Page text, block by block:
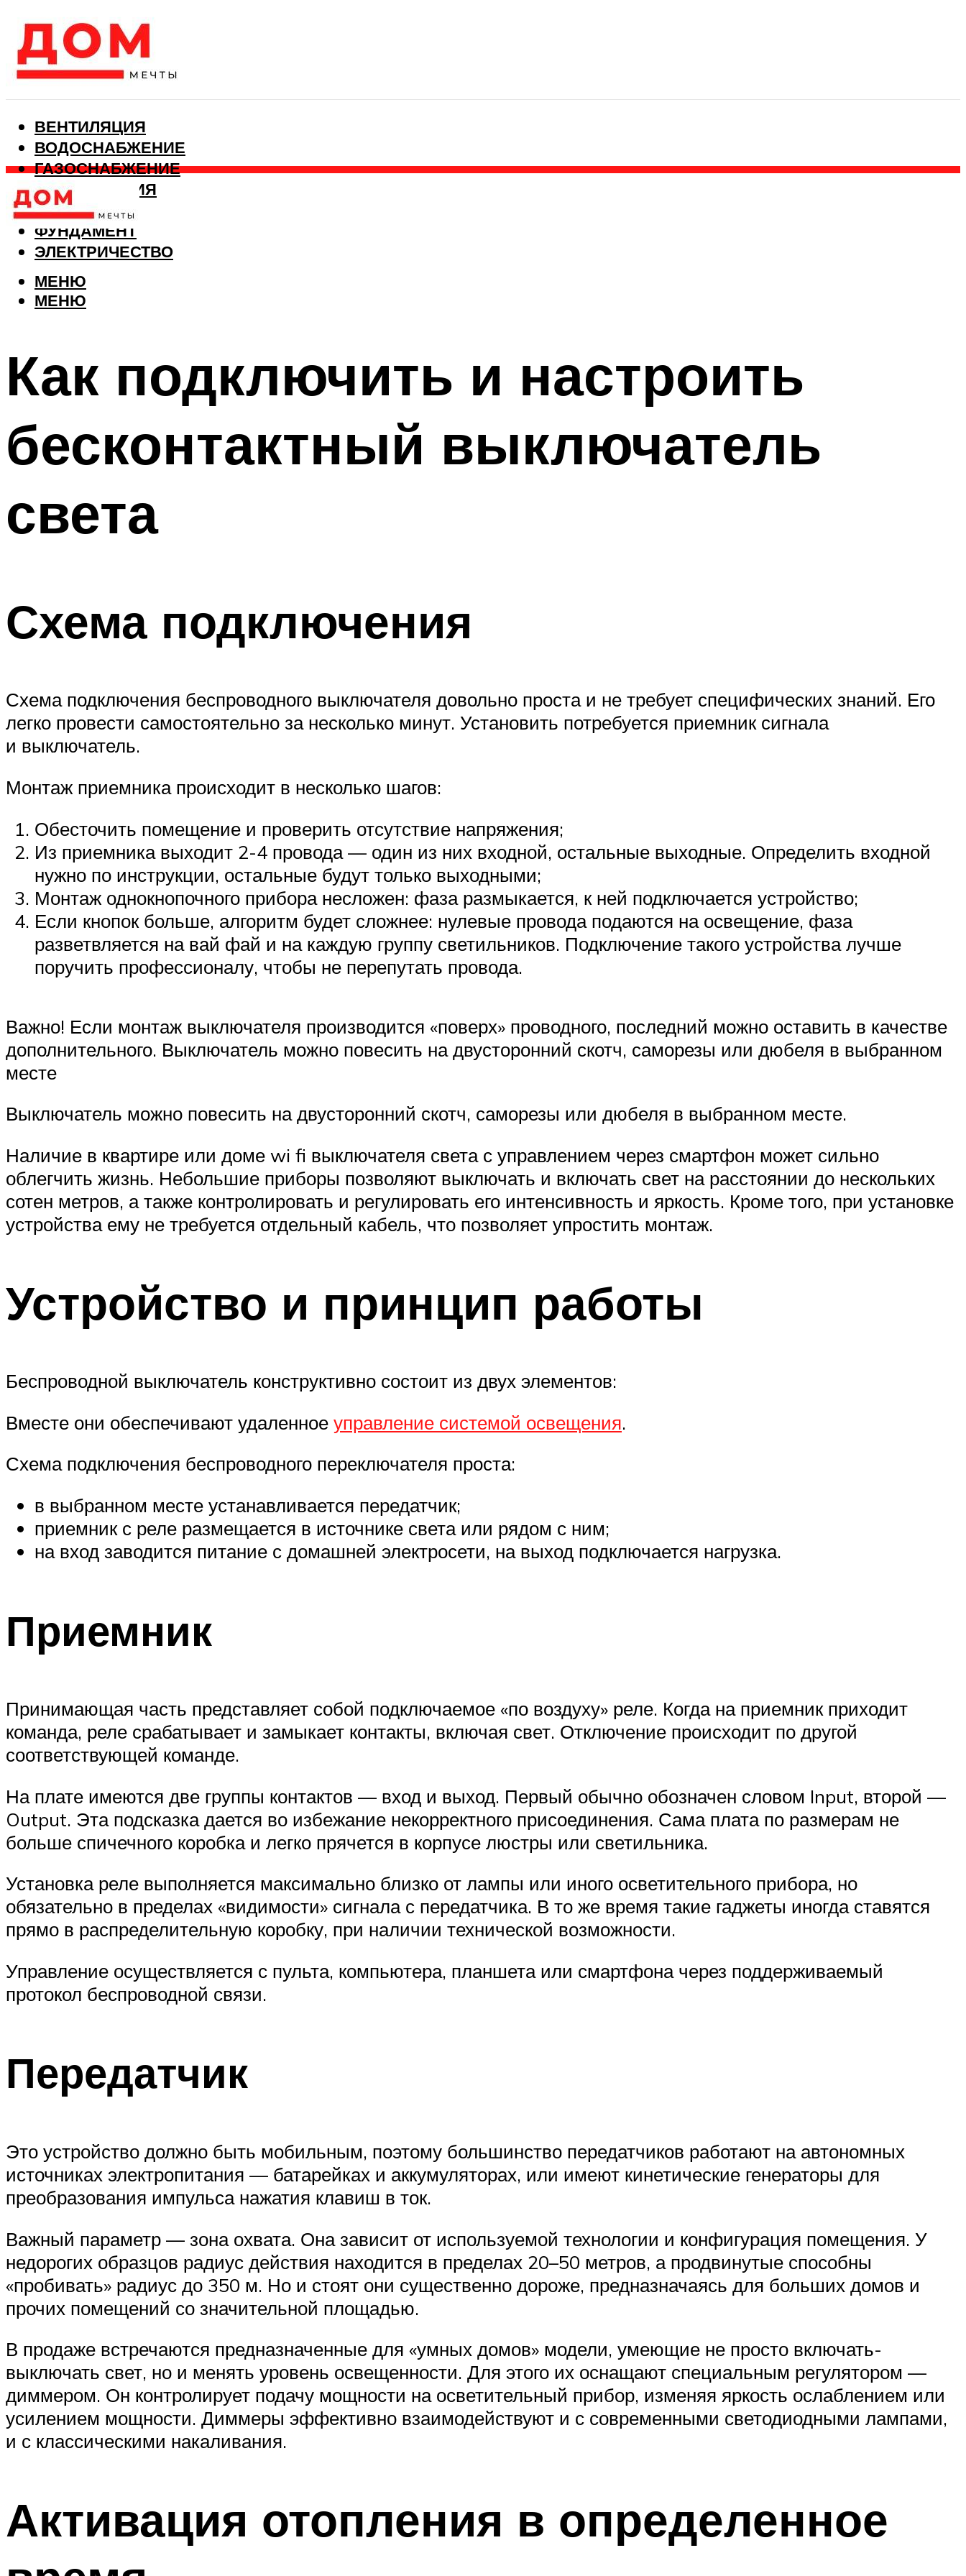
ВЕНТИЛЯЦИЯ
ВОДОСНАБЖЕНИЕ
ГАЗОСНАБЖЕНИЕ
КАНАЛИЗАЦИЯ
ОТОПЛЕНИЕ
ФУНДАМЕНТ
ЭЛЕКТРИЧЕСТВО
МЕНЮ
МЕНЮ
Как подключить и настроить
бесконтактный выключатель
света
Схема подключения
Схема подключения беспроводного выключателя довольно проста и не требует специфических знаний. Его
легко провести самостоятельно за несколько минут. Установить потребуется приемник сигнала
и выключатель.
Монтаж приемника происходит в несколько шагов:
Обесточить помещение и проверить отсутствие напряжения;
Из приемника выходит 2-4 провода — один из них входной, остальные выходные. Определить входной
нужно по инструкции, остальные будут только выходными;
Монтаж однокнопочного прибора несложен: фаза размыкается, к ней подключается устройство;
Если кнопок больше, алгоритм будет сложнее: нулевые провода подаются на освещение, фаза
разветвляется на вай фай и на каждую группу светильников. Подключение такого устройства лучше
поручить профессионалу, чтобы не перепутать провода.
Важно! Если монтаж выключателя производится «поверх» проводного, последний можно оставить в качестве
дополнительного. Выключатель можно повесить на двусторонний скотч, саморезы или дюбеля в выбранном
месте
Выключатель можно повесить на двусторонний скотч, саморезы или дюбеля в выбранном месте.
Наличие в квартире или доме wi fi выключателя света с управлением через смартфон может сильно
облегчить жизнь. Небольшие приборы позволяют выключать и включать свет на расстоянии до нескольких
сотен метров, а также контролировать и регулировать его интенсивность и яркость. Кроме того, при установке
устройства ему не требуется отдельный кабель, что позволяет упростить монтаж.
Устройство и принцип работы
Беспроводной выключатель конструктивно состоит из двух элементов:
Вместе они обеспечивают удаленное управление системой освещения.
Схема подключения беспроводного переключателя проста:
в выбранном месте устанавливается передатчик;
приемник с реле размещается в источнике света или рядом с ним;
на вход заводится питание с домашней электросети, на выход подключается нагрузка.
Приемник
Принимающая часть представляет собой подключаемое «по воздуху» реле. Когда на приемник приходит
команда, реле срабатывает и замыкает контакты, включая свет. Отключение происходит по другой
соответствующей команде.
На плате имеются две группы контактов — вход и выход. Первый обычно обозначен словом Input, второй —
Output. Эта подсказка дается во избежание некорректного присоединения. Сама плата по размерам не
больше спичечного коробка и легко прячется в корпусе люстры или светильника.
Установка реле выполняется максимально близко от лампы или иного осветительного прибора, но
обязательно в пределах «видимости» сигнала с передатчика. В то же время такие гаджеты иногда ставятся
прямо в распределительную коробку, при наличии технической возможности.
Управление осуществляется с пульта, компьютера, планшета или смартфона через поддерживаемый
протокол беспроводной связи.
Передатчик
Это устройство должно быть мобильным, поэтому большинство передатчиков работают на автономных
источниках электропитания — батарейках и аккумуляторах, или имеют кинетические генераторы для
преобразования импульса нажатия клавиш в ток.
Важный параметр — зона охвата. Она зависит от используемой технологии и конфигурация помещения. У
недорогих образцов радиус действия находится в пределах 20–50 метров, а продвинутые способны
«пробивать» радиус до 350 м. Но и стоят они существенно дороже, предназначаясь для больших домов и
прочих помещений со значительной площадью.
В продаже встречаются предназначенные для «умных домов» модели, умеющие не просто включать-
выключать свет, но и менять уровень освещенности. Для этого их оснащают специальным регулятором —
диммером. Он контролирует подачу мощности на осветительный прибор, изменяя яркость ослаблением или
усилением мощности. Диммеры эффективно взаимодействуют и с современными светодиодными лампами,
и с классическими накаливания.
Активация отопления в определенное